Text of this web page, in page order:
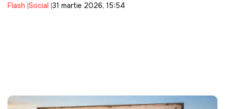
ANRE
Flash Social 31 martie 2026, 15:54